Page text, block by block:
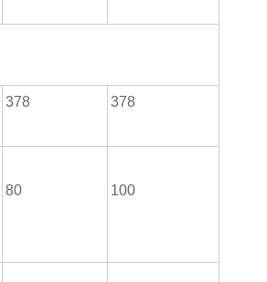
378 378
80 100